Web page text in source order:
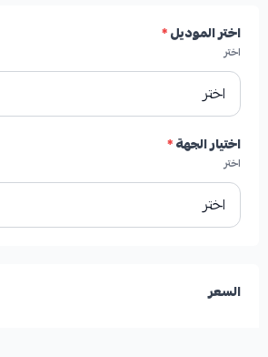
✅ تبريد فعال:تصميم مخرم ومخطط
الهوبات ومنظومة الفرامل بشكل عام، مما
✅ راحة أثناء القيادة:تعمل على تقليل أو
الفرامل (الرجة) بشكل نهائي، مما يوفر
✅ جودة أمريكية:
اختر الموديل*
اختر
اختيار الجهة*
اختر
السعر